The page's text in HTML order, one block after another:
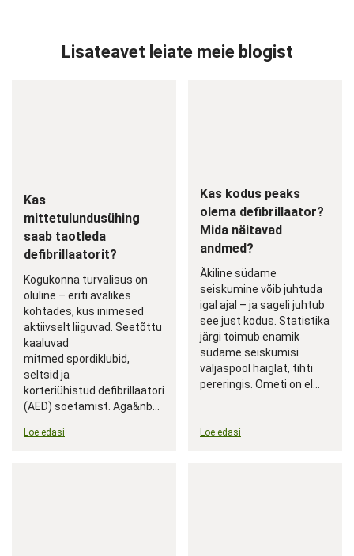
Lisateavet leiate meie blogist
Kas
mittetulundusühing
saab taotleda
defibrillaatorit?
Kogukonna turvalisus on
oluline – eriti avalikes
kohtades, kus inimesed
aktiivselt liiguvad. Seetõttu
kaaluvad
mitmed spordiklubid,
seltsid ja
korteriühistud defibrillaatori
(AED) soetamist. Aga&nb...
Loe edasi
Kas kodus peaks
olema defibrillaator?
Mida näitavad
andmed?
Äkiline südame
seiskumine võib juhtuda
igal ajal – ja sageli juhtub
see just kodus. Statistika
järgi toimub enamik
südame seiskumisi
väljaspool haiglat, tihti
pereringis. Ometi on el...
Loe edasi